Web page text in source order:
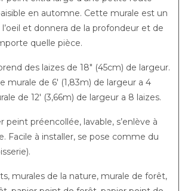
en automne. Cette murale est un
et donnera de la profondeur et de
quelle pièce.
des laizes de 18″ (45cm) de largeur.
murale de 6′ (1,83m) de largeur a 4
de 12′ (3,66m) de largeur a 8 laizes.
peint préencollée, lavable, s’enlève à
Facile à installer, se pose comme du
murales de la nature, murale de forêt,